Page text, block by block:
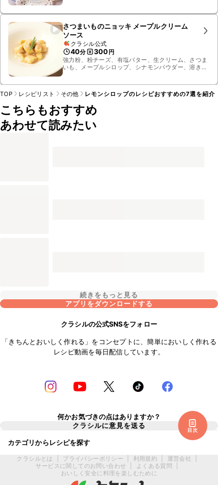
さつまいものニョッキ メープルクリーム
ソース
クラシル公式
40分 300 円
強力粉、粉チーズ、有塩バター、生クリーム、さつま
いも、メープルシロップ、シナモンパウダー、溶き
目次
TOP レシピリスト その他 レモンシロップのレシピおすすめの7選を紹介
こちらもおすすめ
あわせて読みたい
続きをもっと見る
アプリをダウンロードする
クラシルの公式SNSをフォロー
「きちんとおいしく作れる」をコンセプトに、簡単においしく作れる
レシピ動画を毎日配信しています。
何かお気づきの点はありますか？
クラシルに意見を送る
カテゴリからレシピを探す
クラシルとは プライバシーポリシー 利用規約 運営会社
サービスに関してのお問い合わせ
よくある質問
おいしく安全に料理を楽しむために